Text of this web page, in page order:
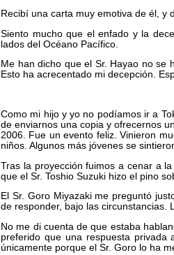
Recibí una carta muy emotiva de él, y
Siento mucho que el enfado y la
lados del Océano Pacífico.
Me han dicho que el Sr. Hayao no se
Esto ha acrecentado mi decepción.
Como mi hijo y yo no podíamos ir a
de enviarnos una copia y ofrecernos
2006. Fue un evento feliz. Vinieron
niños. Algunos más jóvenes se
Tras la proyección fuimos a cenar a
que el Sr. Toshio Suzuki hizo el pino
El Sr. Goro Miyazaki me preguntó
de responder, bajo las circunstancias.
No me di cuenta de que estaba
preferido que una respuesta
únicamente porque el Sr. Goro lo ha